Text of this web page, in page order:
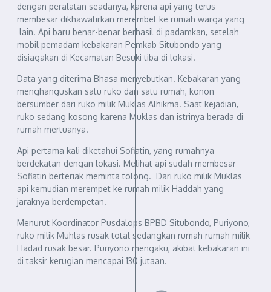
dengan peralatan seadanya, karena api yang terus
membesar dikhawatirkan merembet ke rumah warga yang
lain. Api baru benar-benar berhasil di padamkan, setelah
mobil pemadam kebakaran Pemkab Situbondo yang
disiagakan di Kecamatan Besuki tiba di lokasi.
Data yang diterima Bhasa menyebutkan. Kebakaran yang
menghanguskan satu ruko dan satu rumah, konon
bersumber dari ruko milik Muklas Alhikma. Saat kejadian,
ruko sedang kosong karena Muklas dan istrinya berada di
rumah mertuanya.
Api pertama kali diketahui Sofiatin, yang rumahnya
berdekatan dengan lokasi. Melihat api sudah membesar
Sofiatin berteriak meminta tolong. Dari ruko milik Muklas
api kemudian merempet ke rumah milik Haddah yang
jaraknya berdempetan.
Menurut Koordinator Pusdalops BPBD Situbondo, Puriyono,
ruko milik Muhlas rusak total sedangkan rumah rumah milik
Hadad rusak besar. Puriyono mengaku, akibat kebakaran ini
di taksir kerugian mencapai 130 jutaan.